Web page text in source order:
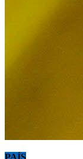
PAÍS